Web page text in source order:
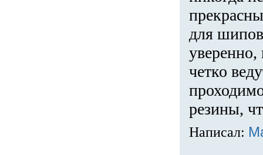
для
четко
резины,
Написал: